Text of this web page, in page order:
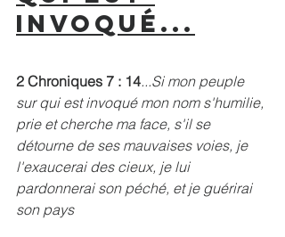
invoqué...
2 Chroniques 7 : 14...Si mon peuple
sur qui est invoqué mon nom s'humilie,
prie et cherche ma face, s'il se
détourne de ses mauvaises voies, je
l'exaucerai des cieux, je lui
pardonnerai son péché, et je guérirai
son pays